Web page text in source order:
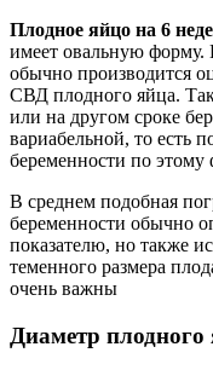
Плодное яйцо на 6
имеет овальную форму.
обычно производится
СВД плодного яйца.
или на другом сроке
вариабельной, то есть
беременности по этому
В среднем подобная
беременности обычно
показателю, но также
теменного размера
очень важны
Диаметр